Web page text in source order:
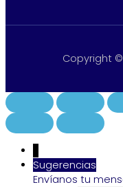
Copyright
Sugerencias
Envíanos tu